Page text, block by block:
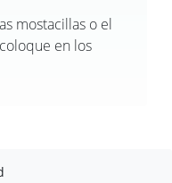
mostacillas o el
en los